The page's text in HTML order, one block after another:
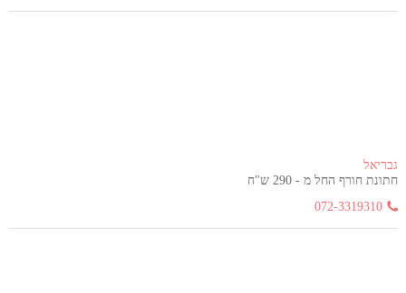
גבריאל
חתונת חורף החל מ - 290 ש"ח
072-3319310